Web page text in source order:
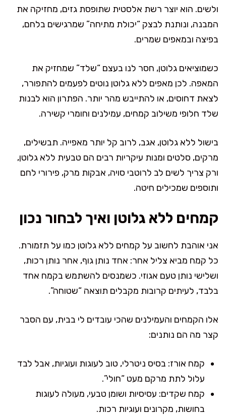
ולשים. הוא יוצר רשת אלסטית שתופסת גזים, מחזיקה את
המבנה, ונותנת לבצק “יכולת מתיחה” שמרגישים בלחם,
בפיצה ובמאפים שמרים.
כשמוציאים גלוטן, חסר לנו בעצם “שלד” שמחזיק את
המאפה. לכן מאפים ללא גלוטן נוטים לפעמים להתפורר,
לצאת דחוסים, או להתייבש מהר יותר. הפתרון הוא לבנות
שלד חלופי משילוב קמחים, עמילנים וחומרי קשירה.
בישול ללא גלוטן, אגב, לרוב קל יותר מאפייה. תבשילים,
מרקים, סלטים ומנות עיקריות רבים הם טבעית ללא גלוטן,
ורק צריך לשים לב לרוטבי סויה, אבקות מרק, פירורי לחם
ותוספים שמכילים חיטה.
קמחים ללא גלוטן ואיך לבחור נכון
אני אוהבת לחשוב על קמחים ללא גלוטן כמו על תזמורת.
כל קמח מביא צליל אחר: אחד נותן גוף, אחר נותן רכות,
ושלישי נותן טעם אגוזי. כשמנסים להשתמש בקמח אחד
בלבד, לעיתים קרובות מקבלים תוצאה “שטוחה”.
אלו הקמחים והעמילנים שהכי עובדים לי בבית, עם הסבר
קצר מה הם נותנים:
קמח אורז: בסיס ניטרלי, טוב לעוגות ועוגיות, אבל לבד
עלול לתת מרקם מעט “חולי”.
קמח שקדים: עסיסיות ושומן טבעי, מעולה לעוגות
בחושות, מקרונים ועוגיות רכות.